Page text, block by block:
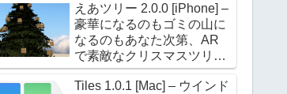
えあツリー 2.0.0 [iPhone] –
豪華になるのもゴミの山に
なるのもあなた次第、AR
で素敵なクリスマスツリー
を飾ろう！
Tiles 1.0.1 [Mac] – ウインド